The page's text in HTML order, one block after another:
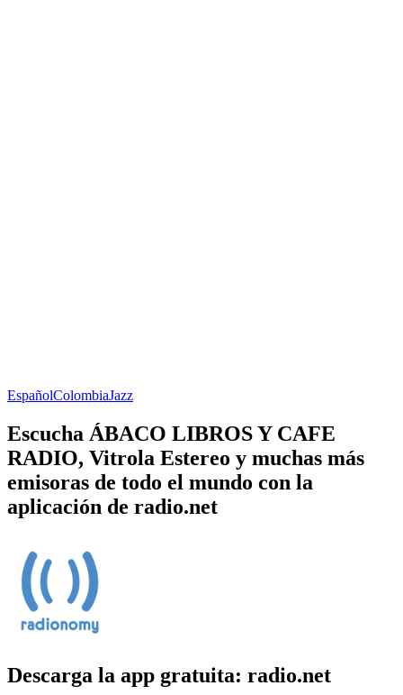
EspañolColombiaJazz
Escucha ÁBACO LIBROS Y CAFE
RADIO, Vitrola Estereo y muchas más
emisoras de todo el mundo con la
aplicación de radio.net
Descarga la app gratuita: radio.net